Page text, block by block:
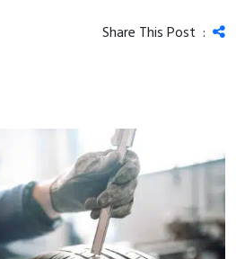
Share This Post :